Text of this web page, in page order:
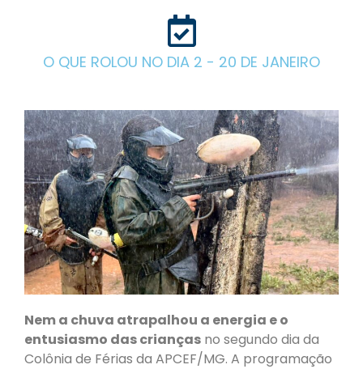
O QUE ROLOU NO DIA 2 - 20 DE JANEIRO
Nem a chuva atrapalhou a energia e o
entusiasmo das crianças no segundo dia da
Colônia de Férias da APCEF/MG. A programação